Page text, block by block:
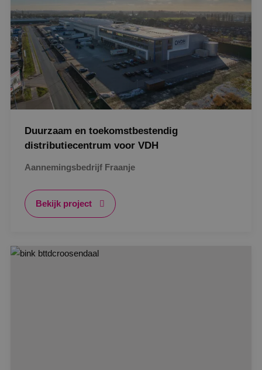
Duurzaam en toekomstbestendig
distributiecentrum voor VDH
Aannemingsbedrijf Fraanje
Bekijk project